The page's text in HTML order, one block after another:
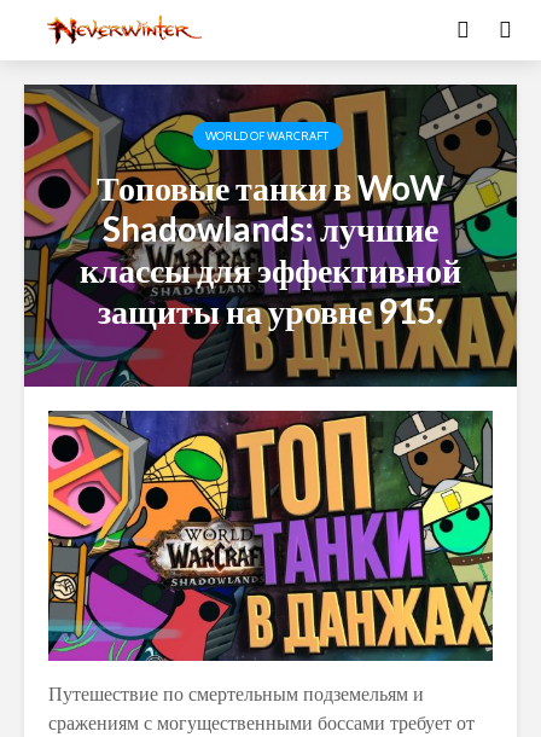
WORLD OF WARCRAFT
Топовые танки в WoW
Shadowlands: лучшие
классы для эффективной
защиты на уровне 915.
Путешествие по смертельным подземельям и
сражениям с могущественными боссами требует от